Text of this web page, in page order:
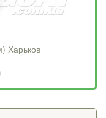
Харьков